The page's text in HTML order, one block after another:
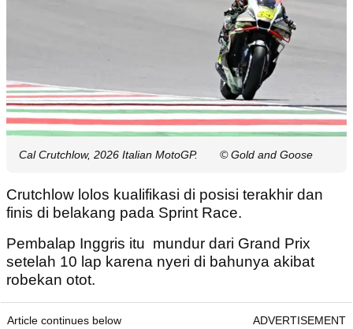
Cal Crutchlow, 2026 Italian MotoGP. © Gold and Goose
Crutchlow lolos kualifikasi di posisi terakhir dan
finis di belakang pada Sprint Race.
Pembalap Inggris itu mundur dari Grand Prix
setelah 10 lap karena nyeri di bahunya akibat
robekan otot.
Article continues below ADVERTISEMENT